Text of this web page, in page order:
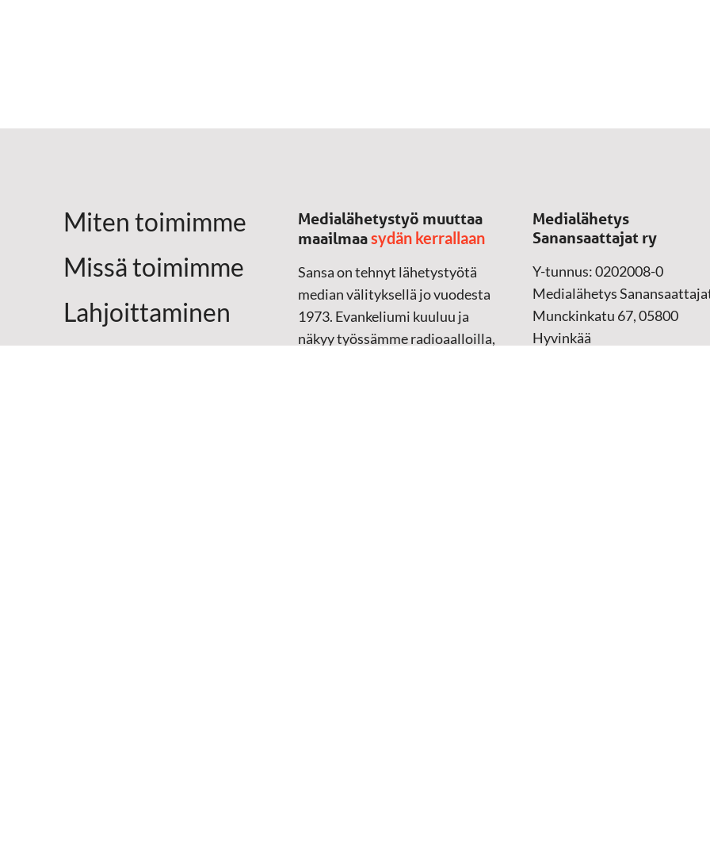
Miten toimimme
Missä toimimme
Lahjoittaminen
Medialähetystyö muuttaa
maailmaasydän kerrallaan
Sansa on tehnyt lähetystyötä
median välityksellä jo vuodesta
1973. Evankeliumi kuuluu ja
näkyy työssämme radioaalloilla,
Medialähetys
Sanansaattajat ry
Y-tunnus: 0202008-0
Medialähetys
Munckinkatu 67, 05800
Hyvinkää